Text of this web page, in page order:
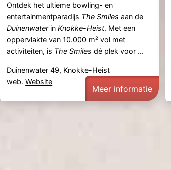
Ontdek het ultieme bowling- en
entertainmentparadijs The Smiles aan de
DuinenwaterinKnokke-Heist. Met een
oppervlakte van 10.000 m² vol met
activiteiten, is The Smiles dé plek voor ...
Duinenwater 49, Knokke-Heist
web.Website
Meer informatie